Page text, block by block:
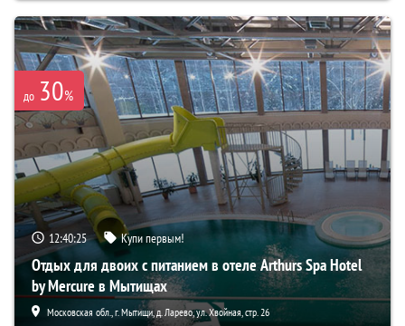
до 30%
12:40:23 Купи первым!
Отдых для двоих с питанием в отеле Arthurs Spa Hotel
by Mercure в Мытищах
Московская обл., г. Мытищи, д. Ларево, ул. Хвойная, стр. 26